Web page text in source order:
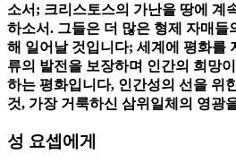
소서; 크리스토스의 가난을 땅에 계
하소서. 그들은 더 많은 형제 자매들
해 일어날 것입니다; 세계에 평화를
류의 발전을 보장하며 인간의 희망
하는 평화입니다, 인간성의 선을 위
것, 가장 거룩하신 삼위일체의 영광
성 요셉에게